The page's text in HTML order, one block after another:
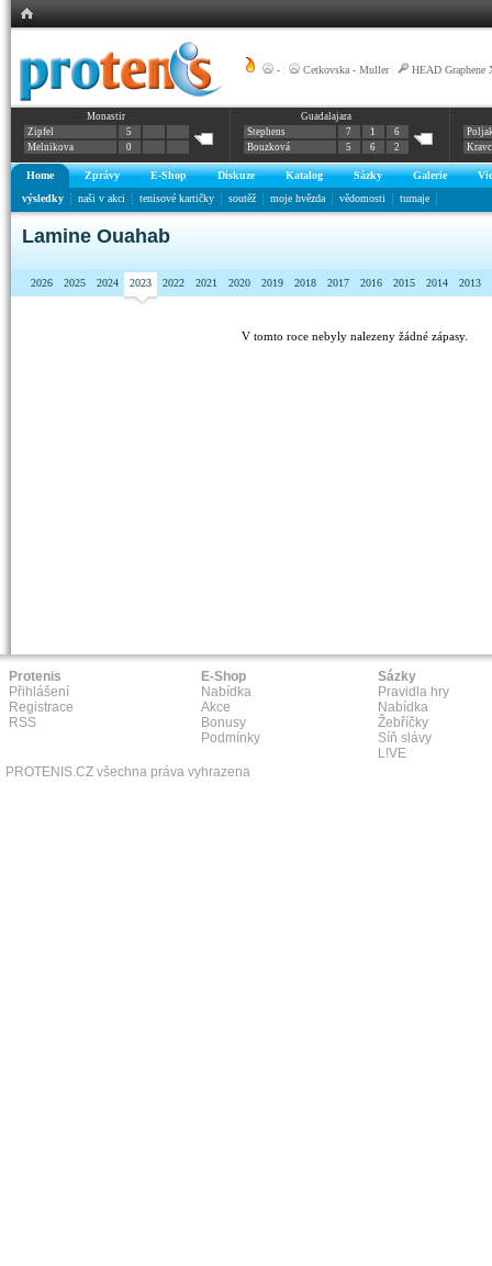
- Cetkovska - Muller| HEAD Graphene
Monastir
Zipfel
5
Melnikova
0
Guadalajara
Stephens
7 1
6
Bouzková
5 6 2
Home Zprávy E-Shop Diskuze Katalog Sázky Galerie
výsledky
naši v akci tenisové kartičky soutěž moje hvězda vědomosti turnaje
Lamine Ouahab
2026 2025 2024 2023 2022 2021 2020 2019 2018 2017 2016 2015 2014 2013
V tomto roce nebyly nalezeny žádné zápasy.
Protenis
Přihlášení
Registrace
RSS
E-Shop
Nabídka
Akce
Bonusy
Podmínky
Sázky
Pravidla hry
Nabídka
Žebříčky
Síň slávy
L!VE
PROTENIS.CZ všechna práva vyhrazena